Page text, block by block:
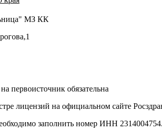
МЗ КК
первоисточник обязательна
лицензий на официальном сайте
заполнить номер ИНН 2314004754.